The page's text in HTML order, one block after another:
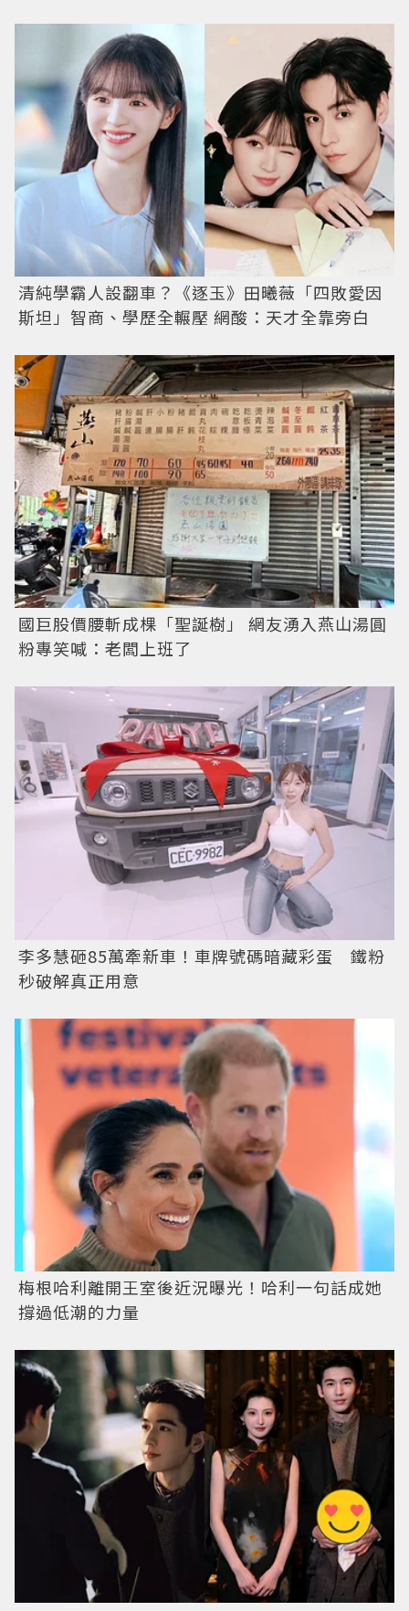
清純學霸人設翻車？《逐玉》田曦薇「四敗愛因
斯坦」智商、學歷全輾壓 網酸：天才全靠旁白
國巨股價腰斬成棵「聖誕樹」 網友湧入燕山湯圓
粉專笑喊：老闆上班了
李多慧砸85萬牽新車！車牌號碼暗藏彩蛋 鐵粉
秒破解真正用意
梅根哈利離開王室後近況曝光！哈利一句話成她
撐過低潮的力量